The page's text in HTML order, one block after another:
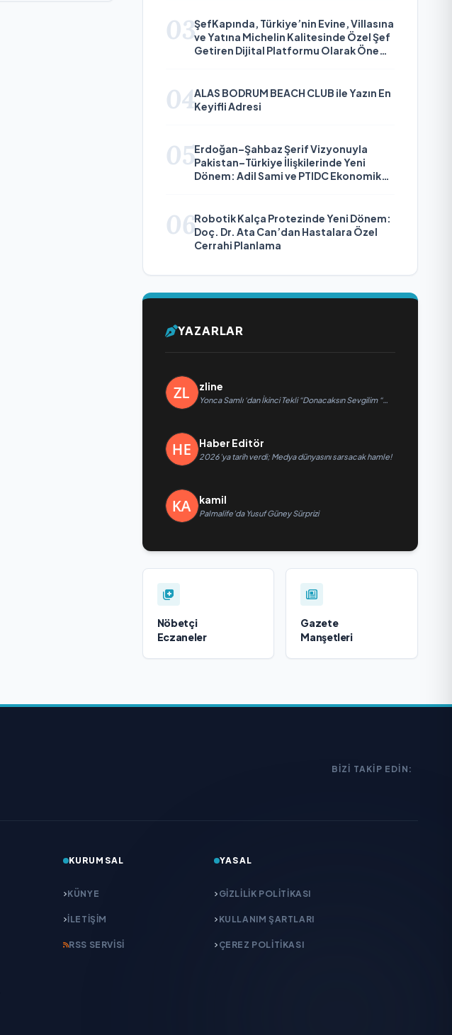
03ŞefKapında, Türkiye’nin Evine, Villasına
ve Yatına Michelin Kalitesinde Özel Şef
Getiren Dijital Platformu Olarak Öne
04ALAS BODRUM BEACH CLUB ile Yazın En
Keyifli Adresi
05Erdoğan–Şahbaz Şerif Vizyonuyla
Pakistan–Türkiye İlişkilerinde Yeni
Dönem: Adil Sami ve PTIDC Ekonomik
06Robotik Kalça Protezinde Yeni Dönem:
Doç. Dr. Ata Can’dan Hastalara Özel
Cerrahi Planlama
YAZARLAR
zline
Yonca Samlı ‘dan İkinci Tekli “Donacaksın Sevgilim “
Haber Editör
2026’ya tarih verdi; Medya dünyasını sarsacak hamle!
kamil
Palmalife’da Yusuf Güney Sürprizi
Nöbetçi
Eczaneler
Gazete
Manşetleri
BIZI TAKIP EDIN:
KURUMSAL
KÜNYE
İLETIŞIM
RSS SERVISI
YASAL
GIZLILIK POLITIKASI
KULLANIM ŞARTLARI
ÇEREZ POLITIKASI